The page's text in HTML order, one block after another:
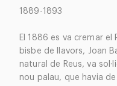
1889-1893
El 1886 es va cremar el
bisbe de llavors, Joan
natural de Reus, va
nou palau, que havia